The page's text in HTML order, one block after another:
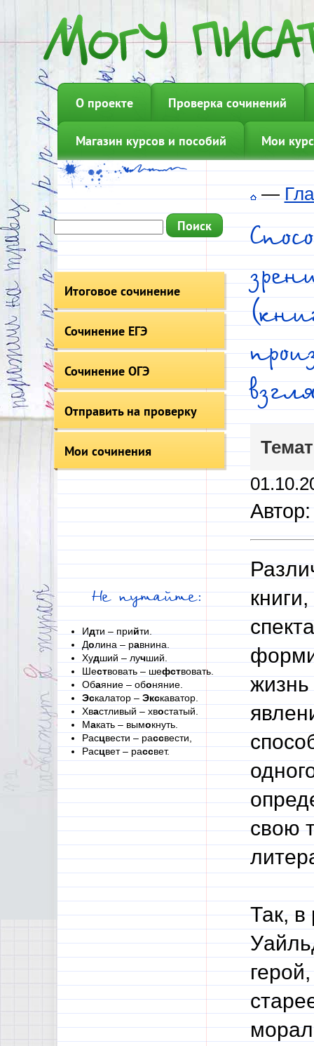
О проекте Проверка сочинений
Магазин курсов и пособий Мои
Итоговое сочинение
Сочинение ЕГЭ
Сочинение ОГЭ
Отправить на проверку
Мои сочинения
Не путайте:
Идти – прийти.
Долина – равнина.
Худший – лучший.
Шествовать – шефствовать.
Обаяние – обоняние.
Эскалатор – Экскаватор.
Хвастливый – хвостатый.
Макать – вымокнуть.
Расцвести – рассвести,
Расцвет – рассвет.
—
свою
Так,